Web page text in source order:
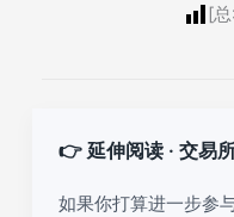
[总:
👉 延伸阅读 · 交易
如果你打算进一步参